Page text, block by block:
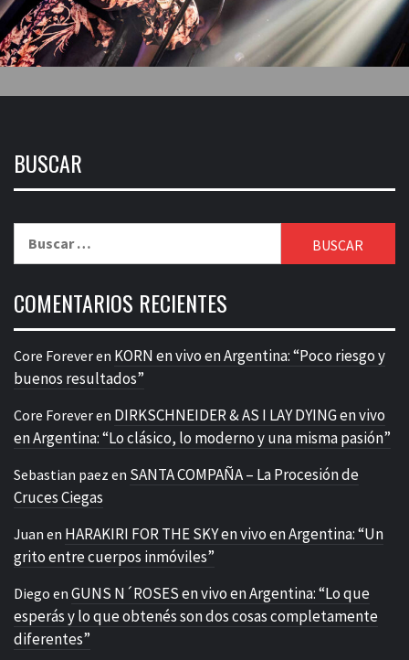
BUSCAR
COMENTARIOS RECIENTES
Core Foreveren KORN en vivo en Argentina: “Poco riesgo y
buenos resultados”
Core Foreveren DIRKSCHNEIDER & AS I LAY DYING en vivo
en Argentina: “Lo clásico, lo moderno y una misma pasión”
Sebastian paez en SANTA COMPAÑA – La Procesión de
Cruces Ciegas
Juan en HARAKIRI FOR THE SKY en vivo en Argentina: “Un
grito entre cuerpos inmóviles”
Diego en GUNS N´ROSES en vivo en Argentina: “Lo que
esperás y lo que obtenés son dos cosas completamente
diferentes”